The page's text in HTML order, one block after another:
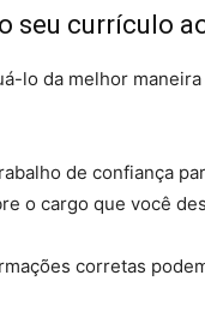
seu currículo
lo da melhor
de confiança
o cargo que você
corretas